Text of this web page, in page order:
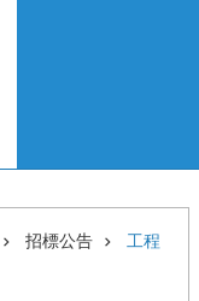
招標公告 工程